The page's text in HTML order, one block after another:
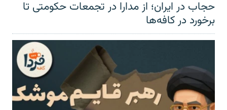
حجاب در ایران؛ از مدارا در تجمعات حکومتی تا
برخورد در کافه‌ها